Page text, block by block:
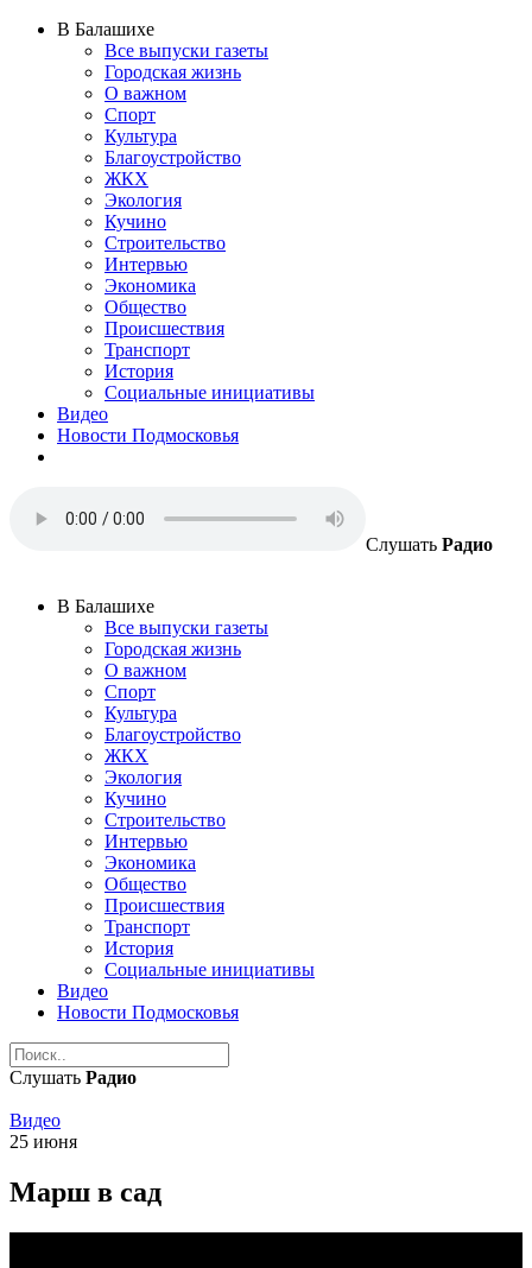
В Балашихе
Все выпуски газеты
Городская жизнь
О важном
Спорт
Культура
Благоустройство
ЖКХ
Экология
Кучино
Строительство
Интервью
Экономика
Общество
Происшествия
Транспорт
История
Социальные инициативы
Видео
Новости Подмосковья
Слушать Радио
В Балашихе
Все выпуски газеты
Городская жизнь
О важном
Спорт
Культура
Благоустройство
ЖКХ
Экология
Кучино
Строительство
Интервью
Экономика
Общество
Происшествия
Транспорт
История
Социальные инициативы
Видео
Новости Подмосковья
Слушать Радио
Видео
25 июня
Марш в сад